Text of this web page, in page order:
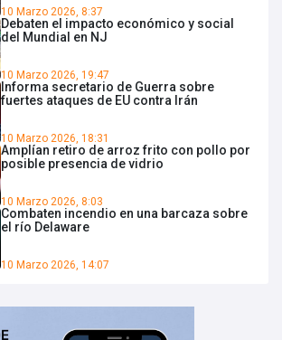
10 Marzo 2026, 8:37
Debaten el impacto económico y social
del Mundial en NJ
10 Marzo 2026, 19:47
Informa secretario de Guerra sobre
fuertes ataques de EU contra Irán
10 Marzo 2026, 18:31
Amplían retiro de arroz frito con pollo por
posible presencia de vidrio
10 Marzo 2026, 8:03
Combaten incendio en una barcaza sobre
el río Delaware
10 Marzo 2026, 14:07